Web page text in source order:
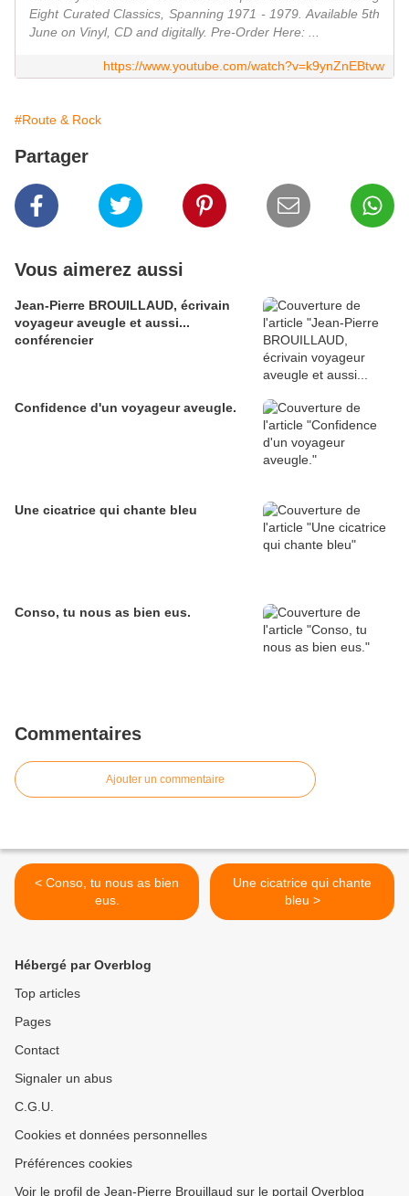
Eight Curated Classics, Spanning 1971 - 1979. Available 5th
June on Vinyl, CD and digitally. Pre-Order Here: ...
https://www.youtube.com/watch?v=k9ynZnEBtvw
#Route & Rock
Partager
Vous aimerez aussi
Jean-Pierre BROUILLAUD, écrivain
voyageur aveugle et aussi...
conférencier
Confidence d'un voyageur aveugle.
Une cicatrice qui chante bleu
Conso, tu nous as bien eus.
Commentaires
Ajouter un commentaire
< Conso, tu nous as bien
eus.
Une cicatrice qui chante
bleu >
Hébergé par Overblog
Top articles
Pages
Contact
Signaler un abus
C.G.U.
Cookies et données personnelles
Préférences cookies
Voir le profil de Jean-Pierre Brouillaud sur le portail Overblog